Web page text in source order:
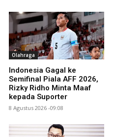
Olahraga
Indonesia Gagal ke
Semifinal Piala AFF 2026,
Rizky Ridho Minta Maaf
kepada Suporter
8 Agustus 2026 -09:08